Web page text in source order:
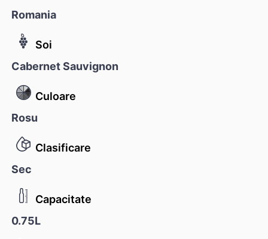
Romania
Soi
Cabernet Sauvignon
Culoare
Rosu
Clasificare
Sec
Capacitate
0.75L